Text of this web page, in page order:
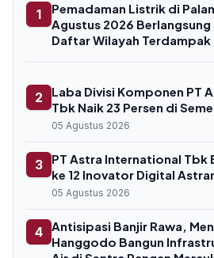
1
Pemadaman Listrik di
Agustus 2026 Berlangsung
Daftar Wilayah Terdampak
2
Laba Divisi Komponen PT
Tbk Naik 23 Persen di
05 Agustus 2026
3
PT Astra International Tbk
ke 12 Inovator Digital
05 Agustus 2026
4 Antisipasi Banjir Rawa,
Hanggodo Bangun